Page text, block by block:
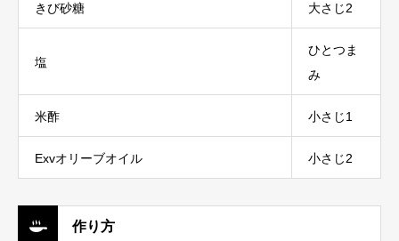
きび砂糖 大さじ2
塩
ひとつま
み
米酢 小さじ1
Exvオリーブオイル 小さじ2
作り方